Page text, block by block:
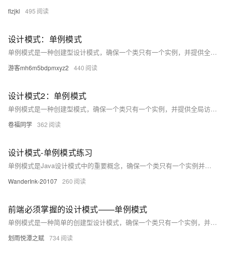
flzjkl 495
设计模式：单例模式
单例模式是一种创建型设计模式，确保一个类只有一个实例，并提供全局访问点。它通过私有化构造函数、自行创建实例和静态方法（如`getInstance()`）实现。适用于数据库连接池、日志管理器等需要全局唯一对象的场景。常见的实现方式包括饿汉式、懒汉式、双重检查锁、静态内部类和枚举。线程安全问题可通过`synchronized`或双重检查锁解决，同时需防止反射和序列化破坏单例。优点是避免资源浪费，缺点是可能增加代码耦合度和测试难度。实际开发中应优先选择枚举或静态内部类，避免滥用单例，并结合依赖注入框架优化使用。
游客mh6m5bdpmxyz2 440
设计模式2：单例模式
单例模式是一种创建型模式，确保一个类只有一个实例，并提供全局访问点。分为懒汉式和饿汉式： - **懒汉式**：延迟加载，首次调用时创建实例，线程安全通过双重检查锁（double check locking）实现，使用`volatile`防止指令重排序。 - **饿汉式**：类加载时即创建实例，线程安全但可能浪费内存。 示例代码展示了如何使用Java实现这两种模式。
卷福同学 362
设计模式-单例模式练习
单例模式是Java设计模式中的重要概念，确保一个类只有一个实例并提供全局访问点。本文详解单例模式的核心思想、实现方式及线程安全问题，包括基础实现（双重检查锁）、懒汉式与饿汉式对比，以及枚举实现的优势。通过代码示例和类图，深入探讨不同场景下的单例应用，如线程安全、防止反射攻击和序列化破坏等，展示枚举实现的简洁与可靠性。
WanderInk-20107 260
前端必须掌握的设计模式——单例模式
单例模式是一种简单的创建型设计模式，确保一个类只有一个实例，并提供一个全局访问点。适用于窗口对象、登录弹窗等场景，优点包括易于维护、访问和低消耗，但也有安全隐患、可能形成巨石对象及扩展性差等缺点。文中展示了JavaScript和TypeScript的实现方法。
划雨悦潭之赋 734